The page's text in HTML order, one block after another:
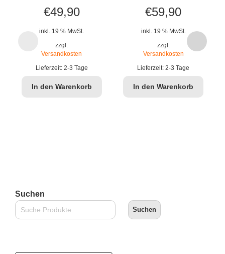
€49,90
inkl. 19 % MwSt.
zzgl.
Versandkosten
Lieferzeit: 2-3 Tage
In den Warenkorb
€59,90
inkl. 19 % MwSt.
zzgl.
Versandkosten
Lieferzeit:2-3 Tage
In den Warenkorb
Suchen
Suchen